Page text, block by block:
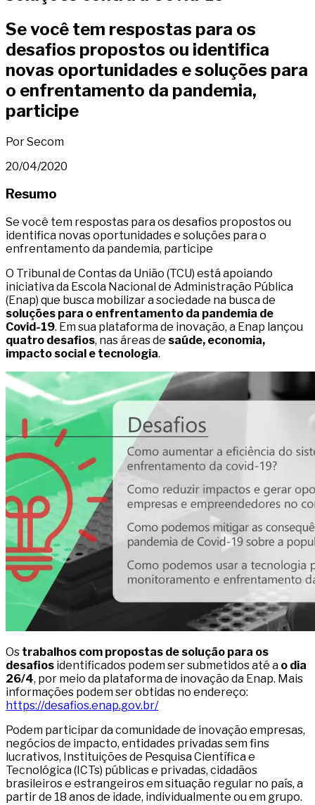
Se você tem respostas para os
desafios propostos ou identifica
novas oportunidades e soluções para
o enfrentamento da pandemia,
participe
Por Secom
20/04/2020
Resumo
Se você tem respostas para os desafios propostos ou
identifica novas oportunidades e soluções para o
enfrentamento da pandemia, participe
O Tribunal de Contas da União (TCU) está apoiando
iniciativa da Escola Nacional de Administração Pública
(Enap) que busca mobilizar a sociedade na busca de
soluções para o enfrentamento da pandemia de
Covid-19. Em sua plataforma de inovação, a Enap lançou
quatro desafios, nas áreas de saúde, economia,
impacto social e tecnologia.
Os trabalhos com propostas de solução para os
desafios identificados podem ser submetidos até a o dia
26/4, por meio da plataforma de inovação da Enap. Mais
informações podem ser obtidas no endereço:
https://desafios.enap.gov.br/
Podem participar da comunidade de inovação empresas,
negócios de impacto, entidades privadas sem fins
lucrativos, Instituições de Pesquisa Científica e
Tecnológica (ICTs) públicas e privadas, cidadãos
brasileiros e estrangeiros em situação regular no país, a
partir de 18 anos de idade, individualmente ou em grupo.